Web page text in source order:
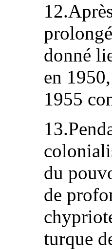
donné
en
1955
du
de
turque